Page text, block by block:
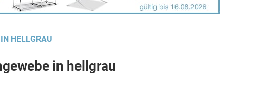
HELLGRAU
in hellgrau